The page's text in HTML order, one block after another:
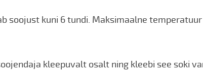
soojust kuni 6 tundi. Maksimaalne temperatuur
kleepuvalt osalt ning kleebi see soki